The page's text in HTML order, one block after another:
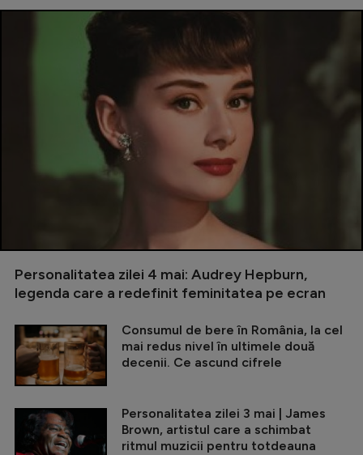
Personalitatea zilei 4 mai: Audrey Hepburn,
legenda care a redefinit feminitatea pe ecran
Consumul de bere în România, la cel
mai redus nivel în ultimele două
decenii. Ce ascund cifrele
Personalitatea zilei 3 mai | James
Brown, artistul care a schimbat
ritmul muzicii pentru totdeauna